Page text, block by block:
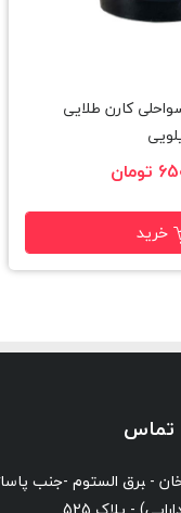
کارن طلایی
خرید
تماس
- ‍برق الستوم -جنب